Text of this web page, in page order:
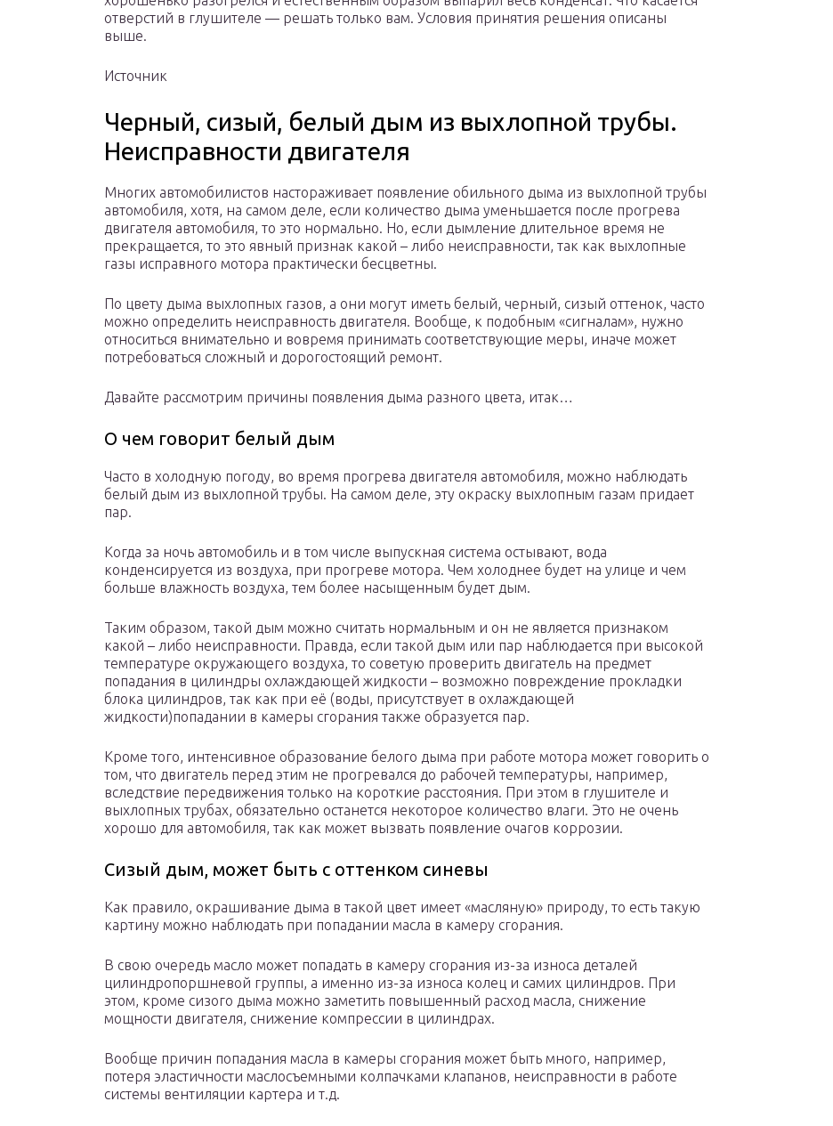
отверстий в глушителе — решать только вам. Условия принятия решения описаны
выше.
Источник
Черный, сизый, белый дым из выхлопной трубы.
Неисправности двигателя
Многих автомобилистов настораживает появление обильного дыма из выхлопной трубы
автомобиля, хотя, на самом деле, если количество дыма уменьшается после прогрева
двигателя автомобиля, то это нормально. Но, если дымление длительное время не
прекращается, то это явный признак какой – либо неисправности, так как выхлопные
газы исправного мотора практически бесцветны.
По цвету дыма выхлопных газов, а они могут иметь белый, черный, сизый оттенок, часто
можно определить неисправность двигателя. Вообще, к подобным «сигналам», нужно
относиться внимательно и вовремя принимать соответствующие меры, иначе может
потребоваться сложный и дорогостоящий ремонт.
Давайте рассмотрим причины появления дыма разного цвета, итак…
О чем говорит белый дым
Часто в холодную погоду, во время прогрева двигателя автомобиля, можно наблюдать
белый дым из выхлопной трубы. На самом деле, эту окраску выхлопным газам придает
пар.
Когда за ночь автомобиль и в том числе выпускная система остывают, вода
конденсируется из воздуха, при прогреве мотора. Чем холоднее будет на улице и чем
больше влажность воздуха, тем более насыщенным будет дым.
Таким образом, такой дым можно считать нормальным и он не является признаком
какой – либо неисправности. Правда, если такой дым или пар наблюдается при высокой
температуре окружающего воздуха, то советую проверить двигатель на предмет
попадания в цилиндры охлаждающей жидкости – возможно повреждение прокладки
блока цилиндров, так как при её (воды, присутствует в охлаждающей
жидкости)попадании в камеры сгорания также образуется пар.
Кроме того, интенсивное образование белого дыма при работе мотора может говорить о
том, что двигатель перед этим не прогревался до рабочей температуры, например,
вследствие передвижения только на короткие расстояния. При этом в глушителе и
выхлопных трубах, обязательно останется некоторое количество влаги. Это не очень
хорошо для автомобиля, так как может вызвать появление очагов коррозии.
Сизый дым, может быть с оттенком синевы
Как правило, окрашивание дыма в такой цвет имеет «масляную» природу, то есть такую
картину можно наблюдать при попадании масла в камеру сгорания.
В свою очередь масло может попадать в камеру сгорания из-за износа деталей
цилиндропоршневой группы, а именно из-за износа колец и самих цилиндров. При
этом, кроме сизого дыма можно заметить повышенный расход масла, снижение
мощности двигателя, снижение компрессии в цилиндрах.
Вообще причин попадания масла в камеры сгорания может быть много, например,
потеря эластичности маслосъемными колпачками клапанов, неисправности в работе
системы вентиляции картера и т.д.